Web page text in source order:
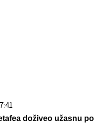
doživeo užasnu